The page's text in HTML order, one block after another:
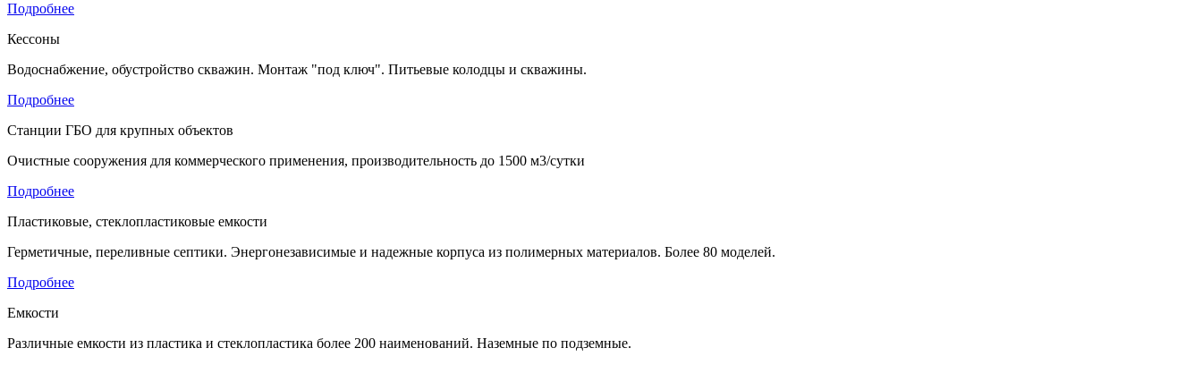
Подробнее
Кессоны
Водоснабжение, обустройство скважин. Монтаж "под ключ". Питьевые колодцы и скважины.
Подробнее
Станции ГБО для крупных объектов
Очистные сооружения для коммерческого применения, производительность до 1500 м3/сутки
Подробнее
Пластиковые, стеклопластиковые емкости
Герметичные, переливные септики. Энергонезависимые и надежные корпуса из полимерных материалов. Более 80 моделей.
Подробнее
Емкости
Различные емкости из пластика и стеклопластика более 200 наименований. Наземные по подземные.